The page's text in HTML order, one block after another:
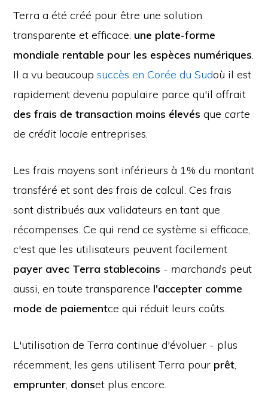
Terra a été créé pour être une solution
transparente et efficace. une plate-forme
mondiale rentable pour les espèces numériques.
Il a vu beaucoupsuccès en Corée du Sudoù il est
rapidement devenu populaire parce qu'il offrait
des frais de transaction moins élevés que carte
de crédit locale entreprises.
Les frais moyens sont inférieurs à 1% du montant
transféré et sont des frais de calcul. Ces frais
sont distribués aux validateurs en tant que
récompenses. Ce qui rend ce système si efficace,
c'est que les utilisateurs peuvent facilement
payer avec Terra stablecoins - marchands peut
aussi, en toute transparence l'accepter comme
mode de paiementce qui réduit leurs coûts.
L'utilisation de Terra continue d'évoluer - plus
récemment, les gens utilisent Terra pour prêt,
emprunter, donset plus encore.